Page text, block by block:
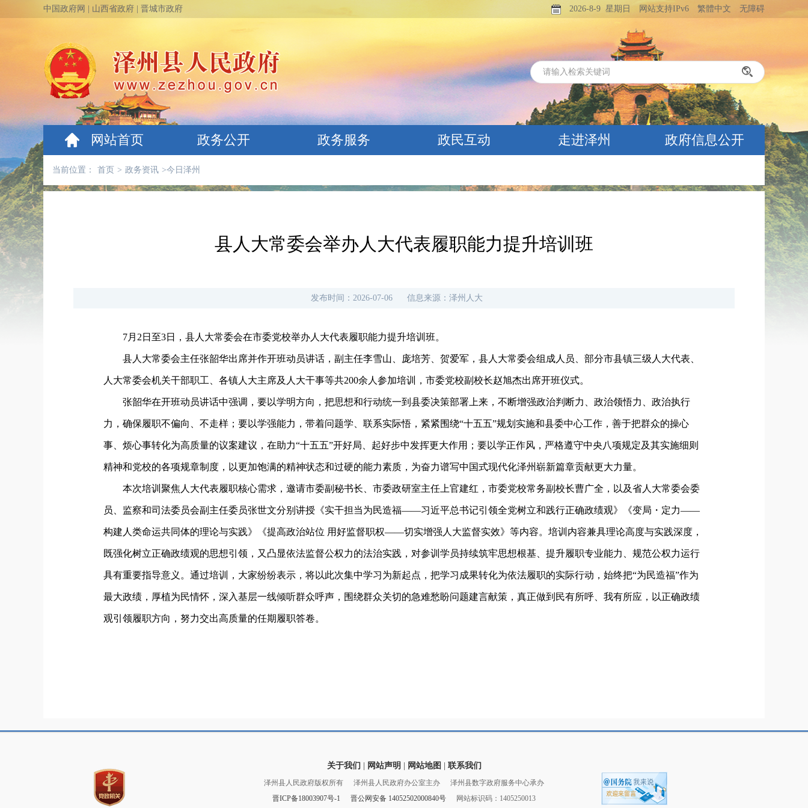
中国政府网 山西省政府 晋城市政府 2026-8-9 星期日 网站支持IPv6 繁體中文 无障碍
网站首页 政务公开 政务服务 政民互动 走进泽州 政府信息公开
当前位置： 首页 > 政务资讯 >今日泽州
县人大常委会举办人大代表履职能力提升培训班
发布时间： 2026-07-06 信息来源： 泽州人大
7月2日至3日，县人大常委会在市委党校举办人大代表履职能力提升培训班。
县人大常委会主任张韶华出席并作开班动员讲话，副主任李雪山、庞培芳、贺爱军，县人大常委会组成人员、部分市县镇三级人大代表、
人大常委会机关干部职工、各镇人大主席及人大干事等共200余人参加培训，市委党校副校长赵旭杰出席开班仪式。
张韶华在开班动员讲话中强调， 要以学明方向，把思想和行动统一到县委决策部署上来，不断增强政治判断力、政治领悟力、政治执行
力，确保履职不偏向、不走样；要以学强能力，带着问题学、联系实际悟，紧紧围绕“十五五”规划实施和县委中心工作，善于把群众的操心
事、烦心事转化为高质量的议案建议，在助力“十五五”开好局、起好步中发挥更大作用；要以学正作风，严格遵守中央八项规定及其实施细则
精神和党校的各项规章制度，以更加饱满的精神状态和过硬的能力素质，为奋力谱写中国式现代化泽州崭新篇章贡献更大力量。
本次培训聚焦人大代表履职核心需求，邀请市委副秘书长、市委政研室主任上官建红，市委党校常务副校长曹广全，以及省人大常委会委
员、监察和司法委员会副主任委员张世文分别讲授《实干担当为民造福——习近平总书记引领全党树立和践行正确政绩观》《变局・定力——
构建人类命运共同体的理论与实践》《提高政治站位 用好监督职权——切实增强人大监督实效》等内容。培训内容兼具理论高度与实践深度，
既强化树立正确政绩观的思想引领，又凸显依法监督公权力的法治实践，对参训学员持续筑牢思想根基、提升履职专业能力、规范公权力运行
具有重要指导意义。通过培训，大家纷纷表示，将以此次集中学习为新起点，把学习成果转化为依法履职的实际行动，始终把“为民造福”作为
最大政绩，厚植为民情怀，深入基层一线倾听群众呼声，围绕群众关切的急难愁盼问题建言献策，真正做到民有所呼、我有所应，以正确政绩
观引领履职方向，努力交出高质量的任期履职答卷。
关于我们 网站声明 网站地图 联系我们
泽州县人民政府版权所有 泽州县人民政府办公室主办
泽州县数字政府服务中心承办
晋ICP备18003907号-1
晋公网安备 14052502000840号 网站标识码：1405250013